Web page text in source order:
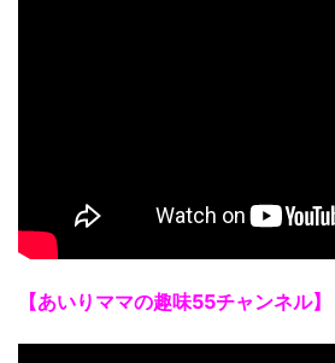
【あいりママの趣味55チャンネル】